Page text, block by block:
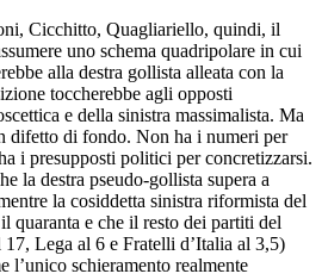
Cicchitto, Quagliariello, quindi, il
uno schema quadripolare in cui
alla destra gollista alleata con la
toccherebbe agli opposti
e della sinistra massimalista. Ma
difetto di fondo. Non ha i numeri per
i presupposti politici per concretizzarsi.
la destra pseudo-gollista supera a
la cosiddetta sinistra riformista del
quaranta e che il resto dei partiti del
Lega al 6 e Fratelli d’Italia al 3,5)
l’unico schieramento realmente